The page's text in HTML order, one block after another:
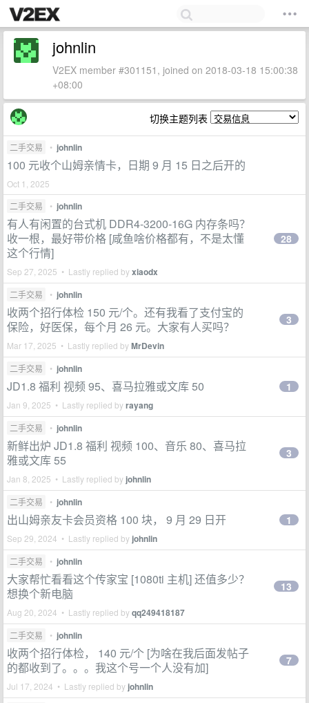
johnlin
V2EX member #301151, joined on 2018-03-18 15:00:38
+08:00
切换主题列表
二手交易 • johnlin
100 元收个山姆亲情卡，日期 9 月 15 日之后开的
Oct 1, 2025
二手交易
• johnlin
有人有闲置的台式机 DDR4-3200-16G 内存条吗？
收一根，最好带价格 [咸鱼啥价格都有，不是太懂
这个行情]
Sep 27, 2025 • Lastly replied byxiaodx
28
二手交易 • johnlin
收两个招行体检 150 元/个。还有我看了支付宝的
保险，好医保，每个月 26 元。大家有人买吗？
Mar 17, 2025 • Lastly replied byMrDevin
3
二手交易 • johnlin
JD1.8 福利 视频 95、喜马拉雅或文库 50
Jan 9, 2025 • Lastly replied byrayang
1
二手交易 • johnlin
新鲜出炉 JD1.8 福利 视频 100、音乐 80、喜马拉
雅或文库 55
Jan 8, 2025 • Lastly replied by johnlin
3
二手交易 • johnlin
出山姆亲友卡会员资格 100 块， 9 月 29 日开
Sep 29, 2024 • Lastly replied by johnlin
1
二手交易 • johnlin
大家帮忙看看这个传家宝 [1080ti 主机] 还值多少？
想换个新电脑
Aug 20, 2024 • Lastly replied byqq249418187
13
二手交易 • johnlin
收两个招行体检， 140 元/个 [为啥在我后面发帖子
的都收到了。。。我这个号一个人没有加]
Jul 17, 2024 • Lastly replied by johnlin
7